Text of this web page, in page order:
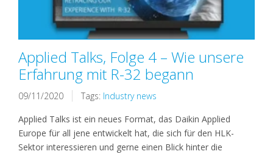
Applied Talks, Folge 4 – Wie unsere
Erfahrung mit R-32 begann
09/11/2020 Tags: Industry news
Applied Talks ist ein neues Format, das Daikin Applied
Europe für all jene entwickelt hat, die sich für den HLK-
Sektor interessieren und gerne einen Blick hinter die